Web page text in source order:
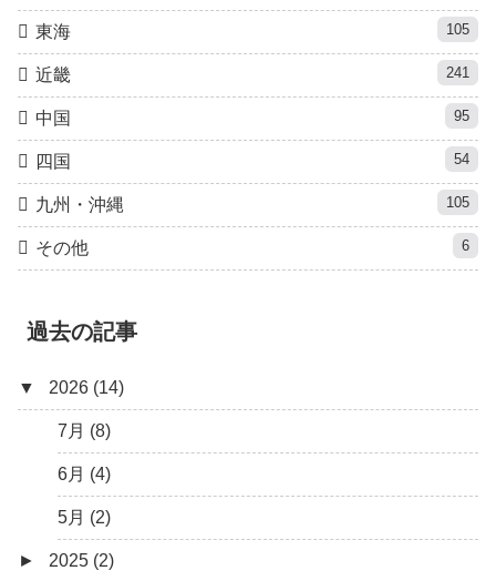
東海 105
近畿 241
中国 95
四国 54
九州・沖縄 105
その他 6
過去の記事
▼ 2026 (14)
7月 (8)
6月 (4)
5月 (2)
► 2025 (2)